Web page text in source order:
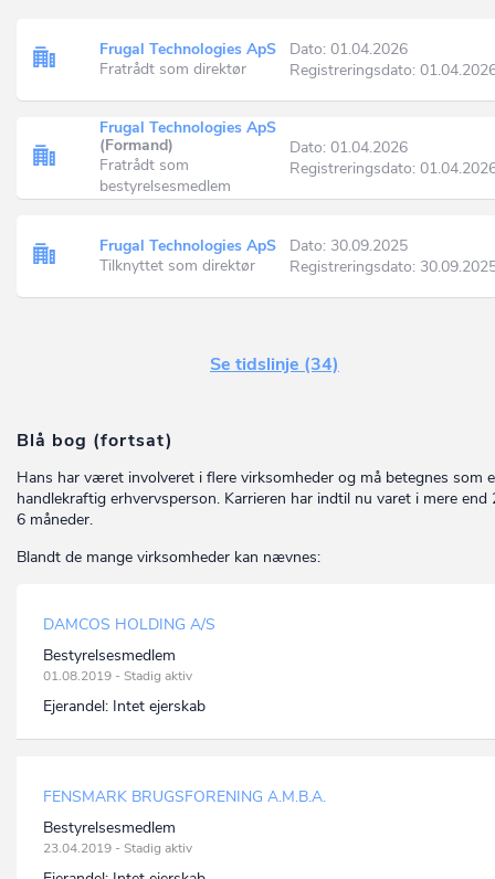
Frugal Technologies ApS
Fratrådt som direktør
Dato: 01.04.2026
Registreringsdato:
Frugal Technologies ApS
(Formand)
Fratrådt som
bestyrelsesmedlem
Dato: 01.04.2026
Registreringsdato:
Frugal Technologies ApS
Tilknyttet som direktør
Dato: 30.09.2025
Registreringsdato:
Se tidslinje (34)
Blå bog (fortsat)
Hans har været involveret i flere virksomheder og må betegnes som
handlekraftig erhvervsperson. Karrieren har indtil nu varet i mere end
6 måneder.
Blandt de mange virksomheder kan nævnes:
DAMCOS HOLDING A/S
Bestyrelsesmedlem
01.08.2019 - Stadig aktiv
Ejerandel: Intet ejerskab
FENSMARK BRUGSFORENING A.M.B.A.
Bestyrelsesmedlem
23.04.2019 - Stadig aktiv